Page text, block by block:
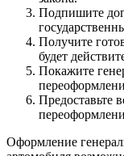
Подпишите
Получите
будет
Покажите
Предоставьте
Оформление